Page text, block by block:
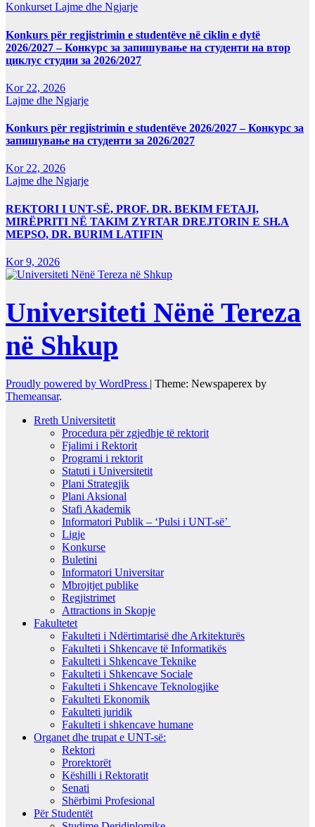
Konkurset Lajme dhe Ngjarje
Konkurs për regjistrimin e studentëve në ciklin e dytë
2026/2027 – Конкурс за запишување на студенти на втор
циклус студии за 2026/2027
Kor 22, 2026
Lajme dhe Ngjarje
Konkurs për regjistrimin e studentëve 2026/2027 – Конкурс за
запишување на студенти за 2026/2027
Kor 22, 2026
Lajme dhe Ngjarje
REKTORI I UNT-SË, PROF. DR. BEKIM FETAJI,
MIRËPRITI NË TAKIM ZYRTAR DREJTORIN E SH.A
MEPSO, DR. BURIM LATIFIN
Kor 9, 2026
Universiteti Nënë Tereza
në Shkup
Proudly powered by WordPress | Theme: Newspaperex by
Themeansar.
Rreth Universitetit
Procedura për zgjedhje të rektorit
Fjalimi i Rektorit
Programi i rektorit
Statuti i Universitetit
Plani Strategjik
Plani Aksional
Stafi Akademik
Informatori Publik – ‘Pulsi i UNT-së’
Ligje
Konkurse
Buletini
Informatori Universitar
Mbrojtjet publike
Regjistrimet
Attractions in Skopje
Fakultetet
Fakulteti i Ndërtimtarisë dhe Arkitekturës
Fakulteti i Shkencave të Informatikës
Fakulteti i Shkencave Teknike
Fakulteti i Shkencave Sociale
Fakulteti i Shkencave Teknologjike
Fakulteti Ekonomik
Fakulteti juridik
Fakulteti i shkencave humane
Organet dhe trupat e UNT-së:
Rektori
Prorektorët
Këshilli i Rektoratit
Senati
Shërbimi Profesional
Për Studentët